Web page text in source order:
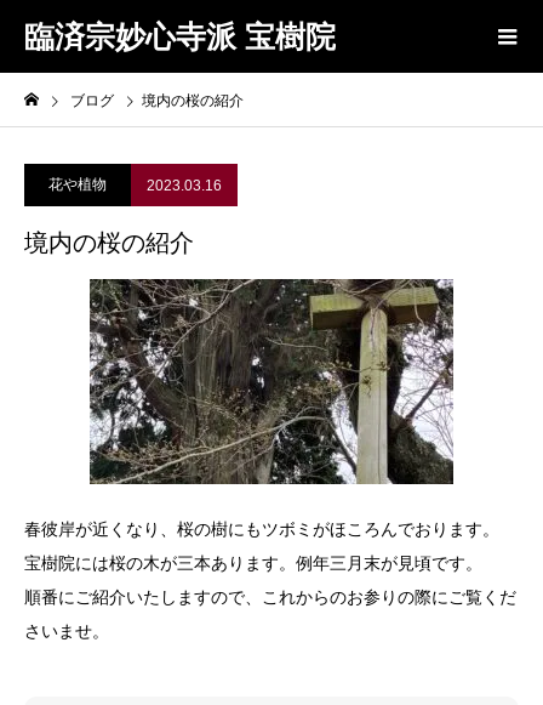
臨済宗妙心寺派 宝樹院
ブログ 境内の桜の紹介
花や植物 2023.03.16
境内の桜の紹介
春彼岸が近くなり、桜の樹にもツボミがほころんでおります。
宝樹院には桜の木が三本あります。例年三月末が見頃です。
順番にご紹介いたしますので、これからのお参りの際にご覧くだ
さいませ。